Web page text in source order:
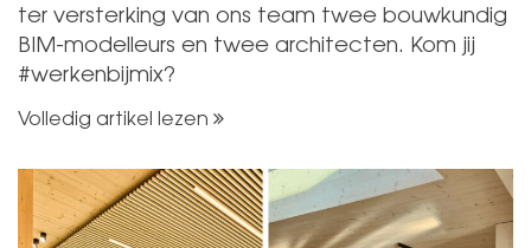
ter versterking van ons team twee bouwkundig
BIM-modelleurs en twee architecten. Kom jij
#werkenbijmix?
Volledig artikel lezen